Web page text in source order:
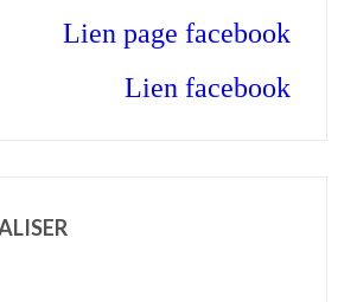
Lien page facebook
Lien facebook